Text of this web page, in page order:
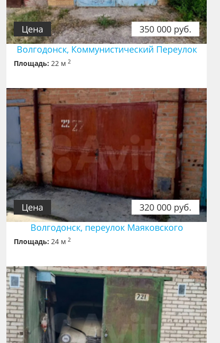
350 000 руб.
Цена
Волгодонск, Коммунистический Переулок
Площадь: 22 м2
320 000 руб.
Цена
Волгодонск, переулок Маяковского
Площадь: 24 м2